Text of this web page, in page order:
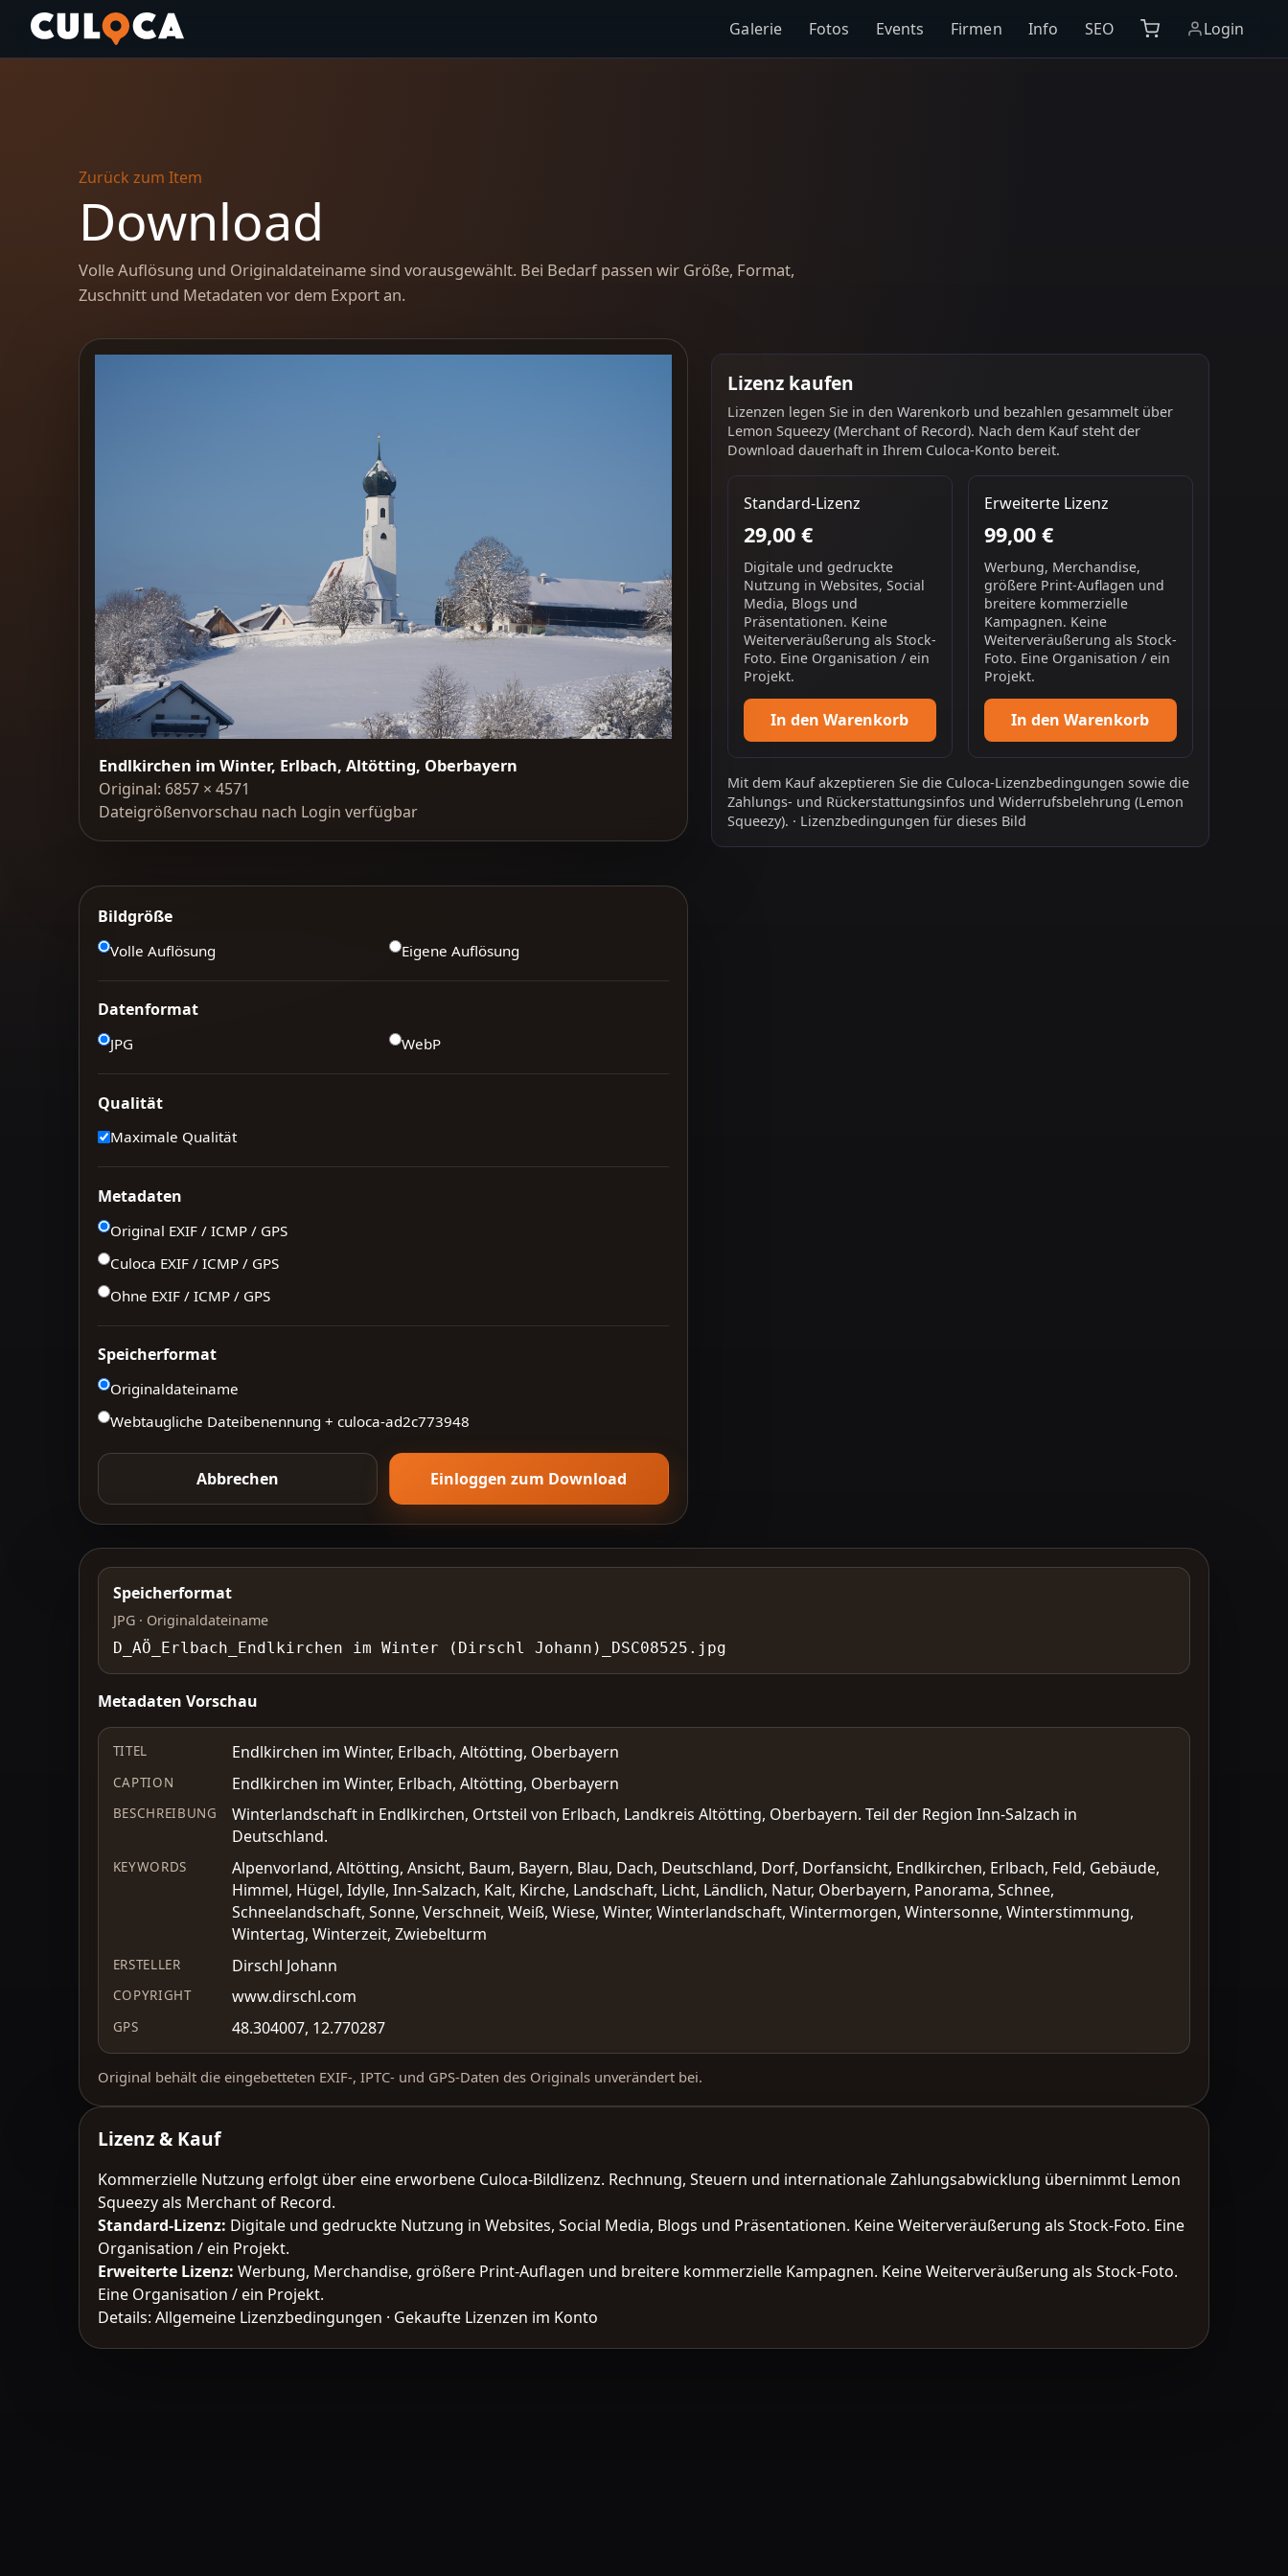
Galerie Fotos Events Firmen Info SEO Login
Zurück zum Item
Download
Volle Auflösung und Originaldateiname sind vorausgewählt. Bei Bedarf passen wir Größe, Format,
Zuschnitt und Metadaten vor dem Export an.
Endlkirchen im Winter, Erlbach, Altötting, Oberbayern
Original: 6857 × 4571
Dateigrößenvorschau nach Login verfügbar
Lizenz kaufen
Lizenzen legen Sie in den Warenkorb und bezahlen gesammelt über
Lemon Squeezy (Merchant of Record). Nach dem Kauf steht der
Download dauerhaft in Ihrem Culoca-Konto bereit.
Standard-Lizenz
29,00 €
Digitale und gedruckte
Nutzung in Websites, Social
Media, Blogs und
Präsentationen. Keine
Weiterveräußerung als Stock-
Foto. Eine Organisation / ein
Projekt.
In den Warenkorb
Erweiterte Lizenz
99,00 €
Werbung, Merchandise,
größere Print-Auflagen und
breitere kommerzielle
Kampagnen. Keine
Weiterveräußerung als Stock-
Foto. Eine Organisation / ein
Projekt.
In den Warenkorb
Mit dem Kauf akzeptieren Sie die Culoca-Lizenzbedingungen sowie die
Zahlungs- und Rückerstattungsinfosund Widerrufsbelehrung (Lemon
Squeezy). · Lizenzbedingungen für dieses Bild
Bildgröße
Volle Auflösung Eigene Auflösung
Datenformat
JPG WebP
Qualität
Maximale Qualität
Metadaten
Original EXIF / ICMP / GPS
Culoca EXIF / ICMP / GPS
Ohne EXIF / ICMP / GPS
Speicherformat
Originaldateiname
Webtaugliche Dateibenennung + culoca-ad2c773948
Abbrechen Einloggen zum Download
Speicherformat
JPG · Originaldateiname
D_AÖ_Erlbach_Endlkirchen im Winter (Dirschl Johann)_DSC08525.jpg
Metadaten Vorschau
TITEL Endlkirchen im Winter, Erlbach, Altötting, Oberbayern
CAPTION Endlkirchen im Winter, Erlbach, Altötting, Oberbayern
BESCHREIBUNG
Winterlandschaft in Endlkirchen, Ortsteil von Erlbach, Landkreis Altötting, Oberbayern. Teil der Region Inn-Salzach in
Deutschland.
KEYWORDS
Alpenvorland, Altötting, Ansicht, Baum, Bayern, Blau, Dach, Deutschland, Dorf, Dorfansicht, Endlkirchen, Erlbach, Feld, Gebäude,
Himmel, Hügel, Idylle, Inn-Salzach, Kalt, Kirche, Landschaft, Licht, Ländlich, Natur, Oberbayern, Panorama, Schnee,
Schneelandschaft, Sonne, Verschneit, Weiß, Wiese, Winter, Winterlandschaft, Wintermorgen, Wintersonne, Winterstimmung,
Wintertag, Winterzeit, Zwiebelturm
ERSTELLER Dirschl Johann
COPYRIGHT www.dirschl.com
GPS 48.304007, 12.770287
Original behält die eingebetteten EXIF-, IPTC- und GPS-Daten des Originals unverändert bei.
Lizenz & Kauf
Kommerzielle Nutzung erfolgt über eine erworbene Culoca-Bildlizenz. Rechnung, Steuern und internationale Zahlungsabwicklung übernimmt Lemon
Squeezy als Merchant of Record.
Standard-Lizenz: Digitale und gedruckte Nutzung in Websites, Social Media, Blogs und Präsentationen. Keine Weiterveräußerung als Stock-Foto. Eine
Organisation / ein Projekt.
Erweiterte Lizenz: Werbung, Merchandise, größere Print-Auflagen und breitere kommerzielle Kampagnen. Keine Weiterveräußerung als Stock-Foto.
Eine Organisation / ein Projekt.
Details:Allgemeine Lizenzbedingungen · Gekaufte Lizenzen im Konto